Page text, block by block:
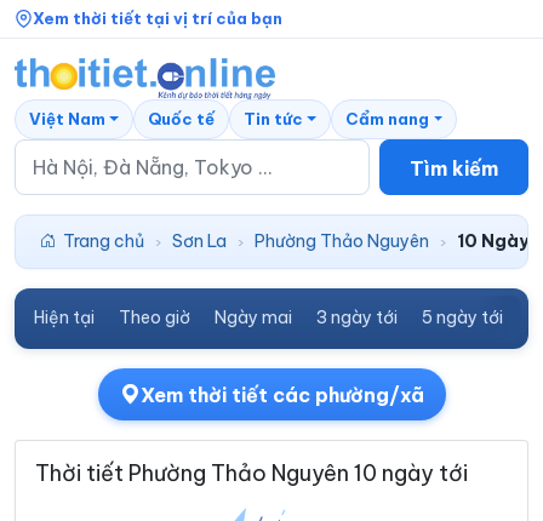
Xem thời tiết tại vị trí của bạn
Tìm kiếm
Việt Nam Quốc tế Tin tức Cẩm nang
Trang chủ › Sơn La › Phường Thảo Nguyên › 10 Ngày
Hiện tại Theo giờ Ngày mai 3 ngày tới 5 ngày tới
Xem thời tiết các phường/xã
Thời tiết Phường Thảo Nguyên 10 ngày tới